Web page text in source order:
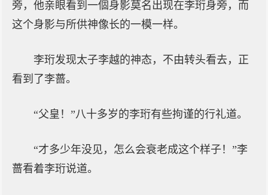
旁，他亲眼看到一個身影莫名出现在李珩身旁，而
这个身影与所供神像长的一模一样。
李珩发现太子李越的神态，不由转头看去，正
看到了李蔷。
“父皇！”八十多岁的李珩有些拘谨的行礼道。
“才多少年没见，怎么会衰老成这个样子！”李
蔷看着李珩说道。